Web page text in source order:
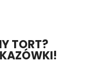
TORT?